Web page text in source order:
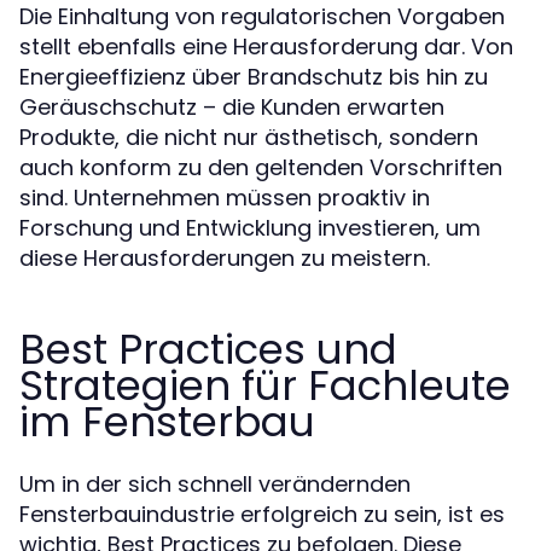
Die Einhaltung von regulatorischen Vorgaben
stellt ebenfalls eine Herausforderung dar. Von
Energieeffizienz über Brandschutz bis hin zu
Geräuschschutz – die Kunden erwarten
Produkte, die nicht nur ästhetisch, sondern
auch konform zu den geltenden Vorschriften
sind. Unternehmen müssen proaktiv in
Forschung und Entwicklung investieren, um
diese Herausforderungen zu meistern.
Best Practices und
Strategien für Fachleute
im Fensterbau
Um in der sich schnell verändernden
Fensterbauindustrie erfolgreich zu sein, ist es
wichtig, Best Practices zu befolgen. Diese